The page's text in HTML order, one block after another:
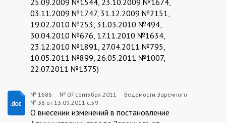
03.11.2009 №1747, 31.12.2009 №2151,
19.02.2010 №253, 31.03.2010 №494,
30.04.2010 №676, 17.11.2010 №1634,
23.12.2010 №1891, 27.04.2011 №795,
10.05.2011 №899, 26.05.2011 №1007,
22.07.2011 №1375)
1686:2011-
№ 1686 № 07 сентября 2011
Ведомости Заречного
№ 38 от 13.09.2011 с.59
О внесении изменений в постановление